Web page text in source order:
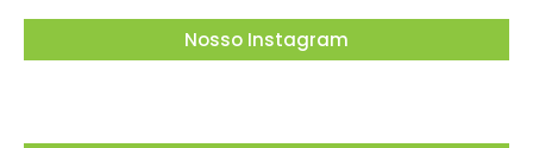
Nosso Instagram